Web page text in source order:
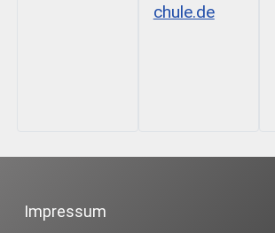
chule.de
Impressum